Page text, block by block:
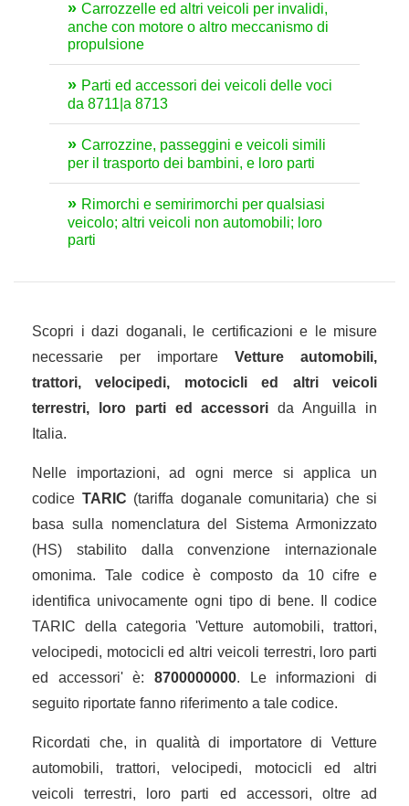
Carrozzelle ed altri veicoli per invalidi,
anche con motore o altro meccanismo di
propulsione
Parti ed accessori dei veicoli delle voci
da 8711|a 8713
Carrozzine, passeggini e veicoli simili
per il trasporto dei bambini, e loro parti
Rimorchi e semirimorchi per qualsiasi
veicolo; altri veicoli non automobili; loro
parti
Scopri i dazi doganali, le certificazioni e le misure
necessarie per importare Vetture automobili,
trattori, velocipedi, motocicli ed altri veicoli
terrestri, loro parti ed accessori da Anguilla in
Italia.
Nelle importazioni, ad ogni merce si applica un
codice TARIC (tariffa doganale comunitaria) che si
basa sulla nomenclatura del Sistema Armonizzato
(HS) stabilito dalla convenzione internazionale
omonima. Tale codice è composto da 10 cifre e
identifica univocamente ogni tipo di bene. Il codice
TARIC della categoria 'Vetture automobili, trattori,
velocipedi, motocicli ed altri veicoli terrestri, loro parti
ed accessori' è: 8700000000. Le informazioni di
seguito riportate fanno riferimento a tale codice.
Ricordati che, in qualità di importatore di Vetture
automobili, trattori, velocipedi, motocicli ed altri
veicoli terrestri, loro parti ed accessori, oltre ad